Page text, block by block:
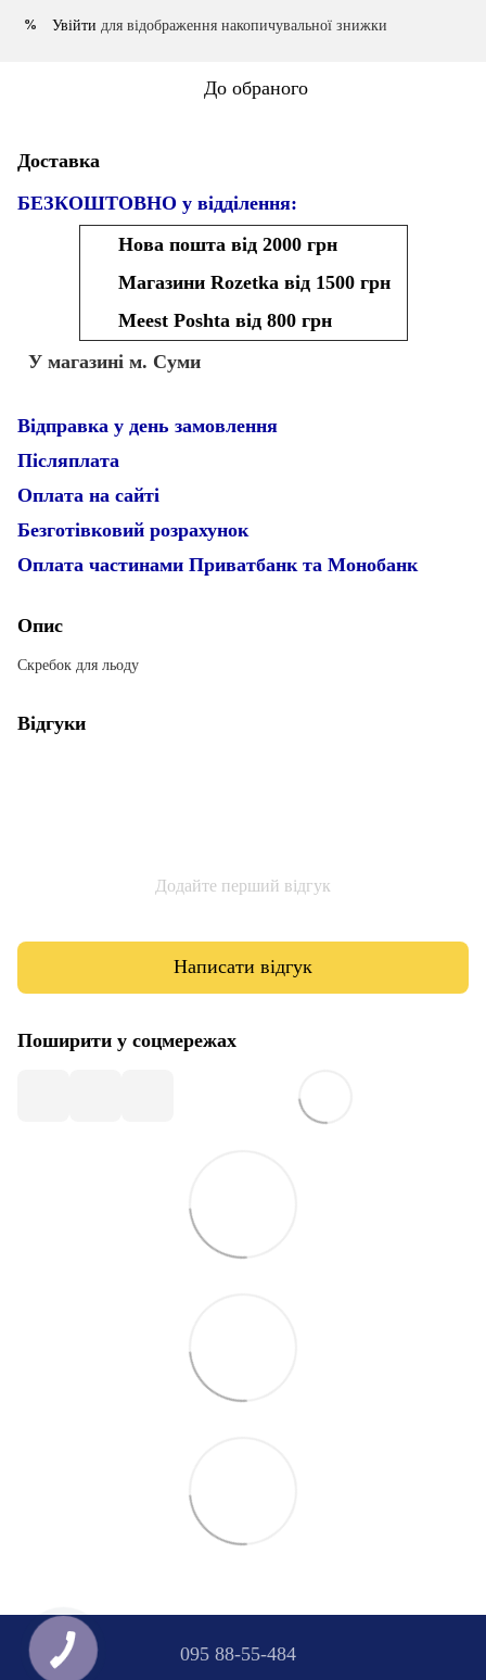
% Увійти для відображення накопичувальної знижки
До обраного
Доставка
БЕЗКОШТОВНО у відділення:
Нова пошта від 2000 грн
Магазини Rozetka від 1500 грн
Meest Poshta від 800 грн
У магазині м. Суми
Відправка у день замовлення
Післяплата
Оплата на сайті
Безготівковий розрахунок
Оплата частинами Приватбанк та Монобанк
Опис
Скребок для льоду
Відгуки
Додайте перший відгук
Написати відгук
Поширити у соцмережах
095 88-55-484